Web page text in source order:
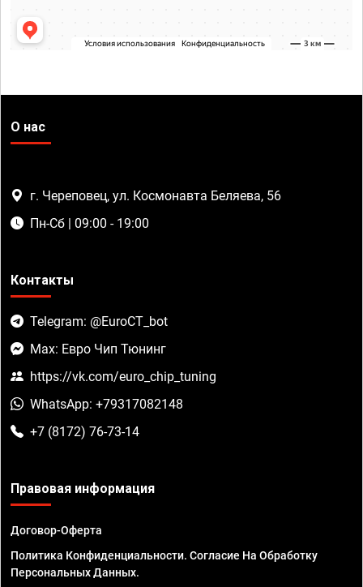
О нас
г. Череповец, ул. Космонавта Беляева, 56
Пн-Сб | 09:00 - 19:00
Контакты
Telegram: @EuroCT_bot
Max: Евро Чип Тюнинг
https://vk.com/euro_chip_tuning
WhatsApp: +79317082148
+7 (8172) 76-73-14
Правовая информация
Договор-Оферта
Политика Конфиденциальности. Согласие На Обработку
Персональных Данных.